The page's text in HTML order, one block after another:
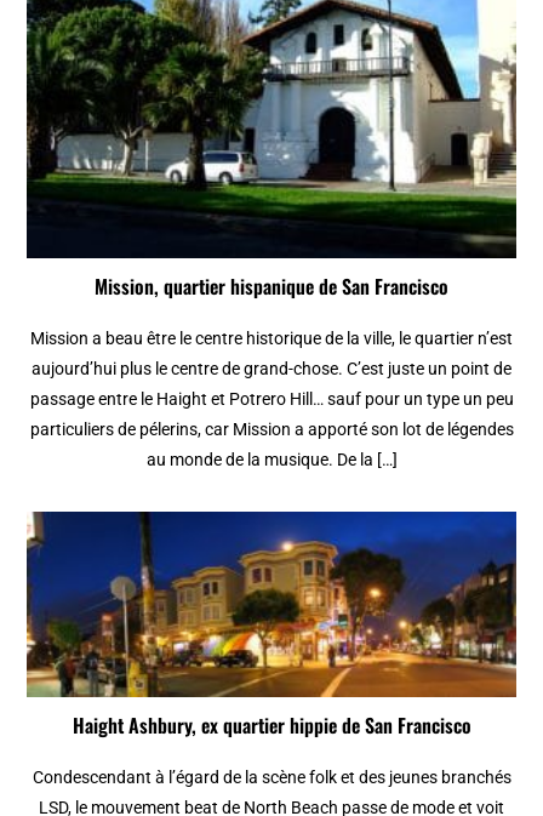
Mission, quartier hispanique de San Francisco
Mission a beau être le centre historique de la ville, le quartier n’est
aujourd’hui plus le centre de grand-chose. C’est juste un point de
passage entre le Haight et Potrero Hill… sauf pour un type un peu
particuliers de pélerins, car Mission a apporté son lot de légendes
au monde de la musique. De la […]
Haight Ashbury, ex quartier hippie de San Francisco
Condescendant à l’égard de la scène folk et des jeunes branchés
LSD, le mouvement beat de North Beach passe de mode et voit